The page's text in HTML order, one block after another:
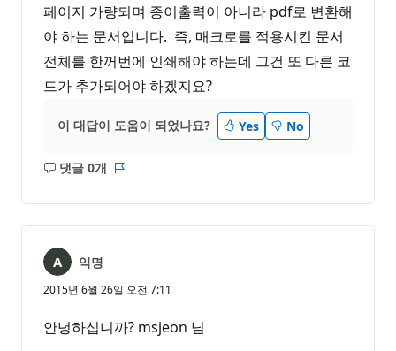
페이지 가량되며 종이출력이 아니라 pdf로 변환해
야 하는 문서입니다. 즉, 매크로를 적용시킨 문서
전체를 한꺼번에 인쇄해야 하는데 그건 또 다른 코
드가 추가되어야 하겠지요?
이 대답이 도움이 되었나요? Yes No
댓글 0개
설
음
익명
2015년 6월 26일 오전 7:11
안녕하십니까? msjeon 님